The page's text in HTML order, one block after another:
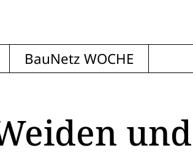
BauNetz WOCHE
und